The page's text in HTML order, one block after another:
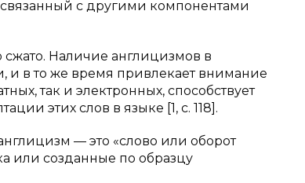
с другими компонентами
сжато. Наличие англицизмов в
и в то же время привлекает внимание
так и электронных, способствует
этих слов в языке [1, с. 118].
— это «слово или оборот
или созданные по образцу